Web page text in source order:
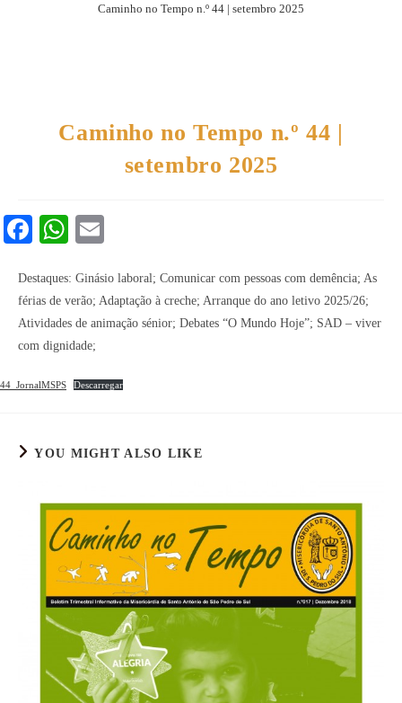
Caminho no Tempo n.º 44 | setembro 2025
Caminho no Tempo n.º 44 |
setembro 2025
Fa
bo
ok
W
ts
A
pp
ail
Destaques: Ginásio laboral; Comunicar com pessoas com demência; As
férias de verão; Adaptação à creche; Arranque do ano letivo 2025/26;
Atividades de animação sénior; Debates “O Mundo Hoje”; SAD – viver
com dignidade;
44_JornalMSPS Descarregar
YOU MIGHT ALSO LIKE